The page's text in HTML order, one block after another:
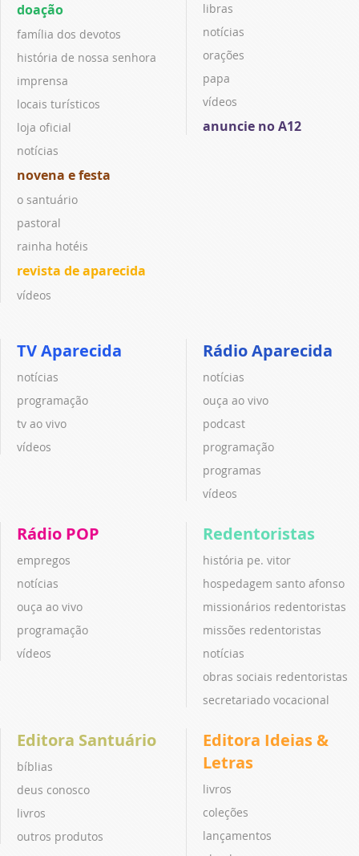
doação
família dos devotos
história de nossa senhora
imprensa
locais turísticos
loja oficial
notícias
novena e festa
o santuário
pastoral
rainha hotéis
revista de aparecida
vídeos
libras
notícias
orações
papa
vídeos
anuncie no A12
TV Aparecida
notícias
programação
tv ao vivo
vídeos
Rádio Aparecida
notícias
ouça ao vivo
podcast
programação
programas
vídeos
Rádio POP
empregos
notícias
ouça ao vivo
programação
vídeos
Redentoristas
história pe. vitor
hospedagem santo afonso
missionários redentoristas
missões redentoristas
notícias
obras sociais redentoristas
secretariado vocacional
Editora Santuário
bíblias
deus conosco
livros
outros produtos
Editora Ideias &
Letras
livros
coleções
lançamentos